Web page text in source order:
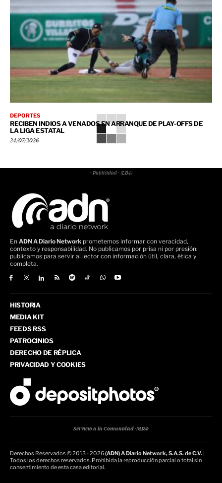
DEPORTES
RECIBEN INDIOS A VENADOS EN ARRANQUE DE PLAY-OFFS DE
LA LIGA ESTATAL
24/07/2026
- Publicidad - (LB4)
En ADN A Diario Network prometemos informar con veracidad,
contexto y responsabilidad. No publicamos por prisa ni por presión:
publicamos para servir al lector con información útil, clara, ética y
completa.
HISTORIA
MEDIA KIT
FEEDS RSS
PATROCINIOS
DERECHO DE RÉPLICA
PRIVACIDAD Y COOKIES
Servicio a la Comunidad -MR4-
Derechos Reservados © 2013 - 2026(ADN) A Diario Network, S.A.S. de C.V.
Todos los derechos reservados. Prohibida la reproducción parcial o total sin
consentimiento de esta casa editorial.